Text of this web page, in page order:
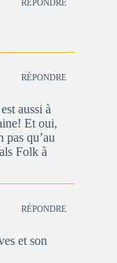
RÉPONDRE
RÉPONDRE
aussi à
Et oui,
pas qu’au
Folk à
RÉPONDRE
et son